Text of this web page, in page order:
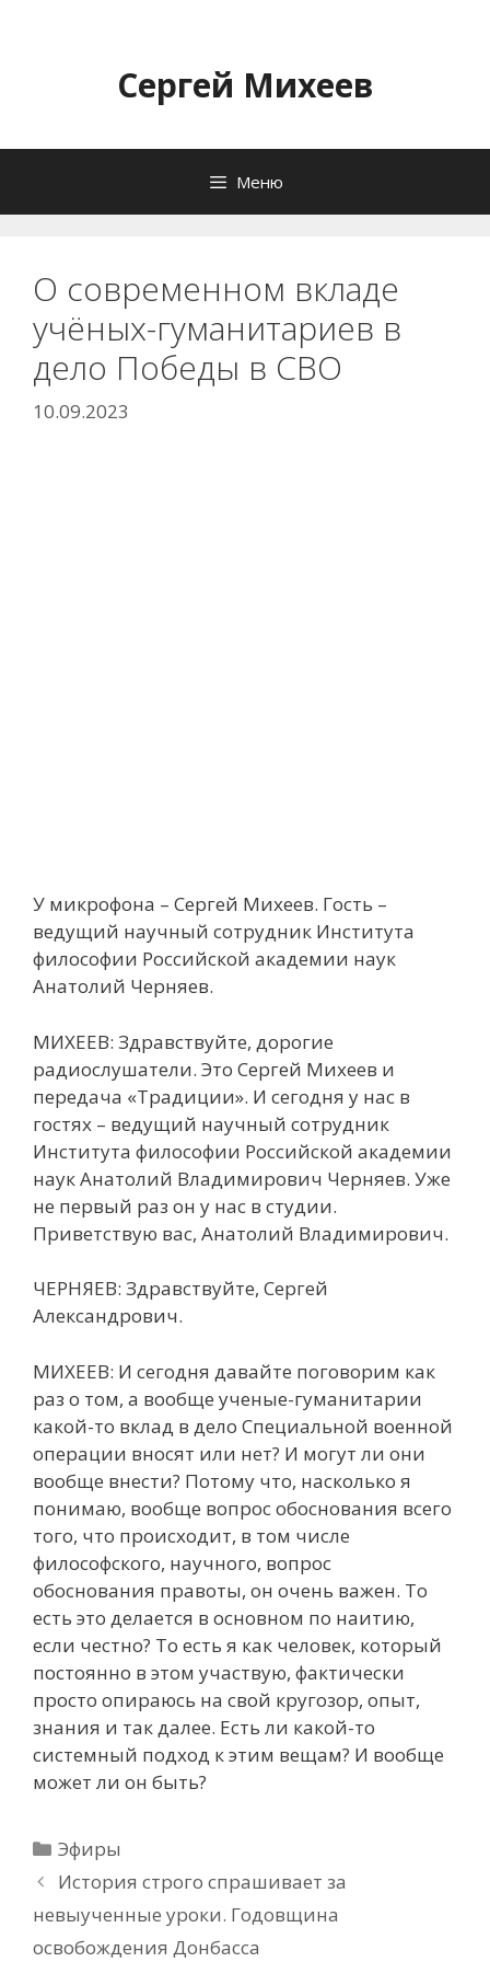
содержимомуСергей Михеев
Меню
О современном вкладе
учёных-гуманитариев в
дело Победы в СВО
10.09.2023
У микрофона – Сергей Михеев. Гость –
ведущий научный сотрудник Института
философии Российской академии наук
Анатолий Черняев.
МИХЕЕВ: Здравствуйте, дорогие
радиослушатели. Это Сергей Михеев и
передача «Традиции». И сегодня у нас в
гостях – ведущий научный сотрудник
Института философии Российской академии
наук Анатолий Владимирович Черняев. Уже
не первый раз он у нас в студии.
Приветствую вас, Анатолий Владимирович.
ЧЕРНЯЕВ: Здравствуйте, Сергей
Александрович.
МИХЕЕВ: И сегодня давайте поговорим как
раз о том, а вообще ученые-гуманитарии
какой-то вклад в дело Специальной военной
операции вносят или нет? И могут ли они
вообще внести? Потому что, насколько я
понимаю, вообще вопрос обоснования всего
того, что происходит, в том числе
философского, научного, вопрос
обоснования правоты, он очень важен. То
есть это делается в основном по наитию,
если честно? То есть я как человек, который
постоянно в этом участвую, фактически
просто опираюсь на свой кругозор, опыт,
знания и так далее. Есть ли какой-то
системный подход к этим вещам? И вообще
может ли он быть?
Рубрики
Эфиры
История строго спрашивает за
невыученные уроки. Годовщина
освобождения Донбасса